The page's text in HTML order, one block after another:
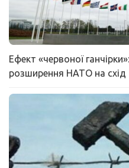
Ефект «червоної
розширення НАТО на схід